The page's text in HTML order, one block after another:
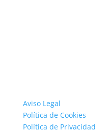
Aviso Legal
Política de Cookies
Política de Privacidad